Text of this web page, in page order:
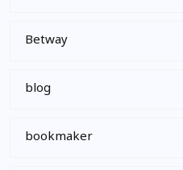
Betway
blog
bookmaker